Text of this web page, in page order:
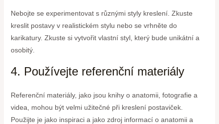
Nebojte se experimentovat s různými styly kreslení. Zkuste
kreslit postavy v realistickém stylu nebo se vrhněte do
karikatury. Zkuste si vytvořit vlastní styl, který bude unikátní a
osobitý.
4. Používejte referenční materiály
Referenční materiály, jako jsou knihy o anatomii, fotografie a
videa, mohou být velmi užitečné při kreslení postaviček.
Použijte je jako inspiraci a jako zdroj informací o anatomii a